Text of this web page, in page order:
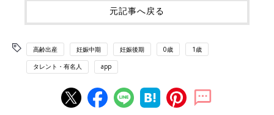
元記事へ戻る
高齢出産 妊娠中期 妊娠後期 0歳 1歳
タレント・有名人 app